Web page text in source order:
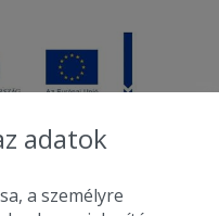
- Diston-line Kft.
adatok
a személyre